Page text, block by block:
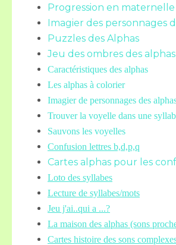
Progression en maternelle
Imagier des personnages
Puzzles des Alphas
Jeu des ombres des alphas
Caractéristiques des alphas
Les alphas à colorier
Imagier de personnages des
Trouver la voyelle dans une
Sauvons les voyelles
Confusion lettres b,d,p,q
Cartes alphas pour les
Loto des syllabes
Lecture de syllabes/mots
Jeu j'ai..qui a ...?
La maison des alphas (sons
Cartes histoire des sons